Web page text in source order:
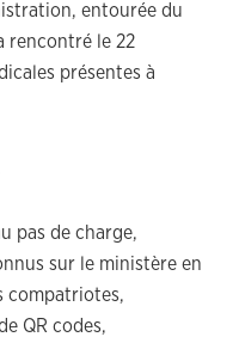
entourée du
rencontré le 22
présentes à
pas de charge,
sur le ministère en
compatriotes,
QR codes,